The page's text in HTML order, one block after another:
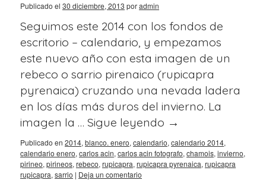
Publicado el 30 diciembre, 2013 poradmin
Seguimos este 2014 con los fondos de
escritorio – calendario, y empezamos
este nuevo año con esta imagen de un
rebeco o sarrio pirenaico (rupicapra
pyrenaica) cruzando una nevada ladera
en los días más duros del invierno. La
imagen la … Sigue leyendo →
Publicado en 2014, blanco. enero, calendario, calendario 2014,
calendario enero, carlos acin, carlos acin fotografo, chamois, invierno,
pirineo, pirineos, rebeco, rupicapra, rupicapra pyrenaica, rupicapra
rupicapra, sarrio | Deja un comentario